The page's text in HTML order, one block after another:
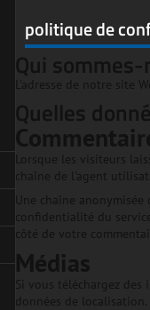
politique de
Qui
L'adresse de notre site
Quelles
Lorsque les visiteurs
chaîne de l'agent
Une chaîne
confidentialité du
côté de votre
Médias
Si vous téléchargez
données de localisation.